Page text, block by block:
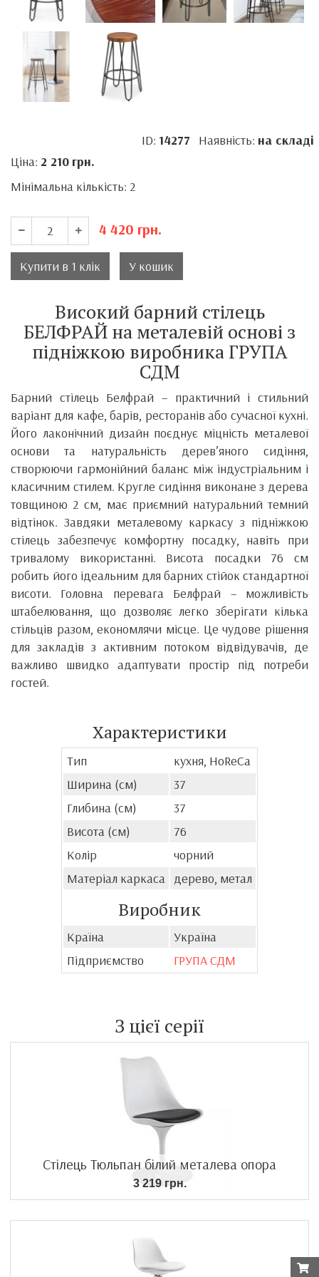
ID: 14277 Наявність: на складі
Ціна: 2 210 грн.
Мінімальна кількість: 2
4 420 грн.
Купити в 1 клік У кошик
Високий барний стілець
БЕЛФРАЙ на металевій основі з
підніжкою виробника ГРУПА
СДМ
Барний стілець Белфрай – практичний і стильний
варіант для кафе, барів, ресторанів або сучасної кухні.
Його лаконічний дизайн поєднує міцність металевої
основи та натуральність дерев’яного сидіння,
створюючи гармонійний баланс між індустріальним і
класичним стилем. Кругле сидіння виконане з дерева
товщиною 2 см, має приємний натуральний темний
відтінок. Завдяки металевому каркасу з підніжкою
стілець забезпечує комфортну посадку, навіть при
тривалому використанні. Висота посадки 76 см
робить його ідеальним для барних стійок стандартної
висоти. Головна перевага Белфрай – можливість
штабелювання, що дозволяє легко зберігати кілька
стільців разом, економлячи місце. Це чудове рішення
для закладів з активним потоком відвідувачів, де
важливо швидко адаптувати простір під потреби
гостей.
Характеристики
Тип
кухня, HoReCa
Ширина (см)
37
Глибина (см)
37
Висота (см)
76
Колір
чорний
Матеріал каркаса дерево, метал
Виробник
Країна
Україна
Підприємство
ГРУПА СДМ
З цієї серії
Стілець Тюльпан білий металева опора
3 219 грн.